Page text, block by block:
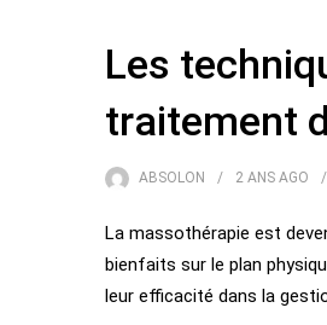
Les
traitement
ABSOLON 2 ANS AGO
La massothérapie est
bienfaits sur le plan
leur efficacité dans la